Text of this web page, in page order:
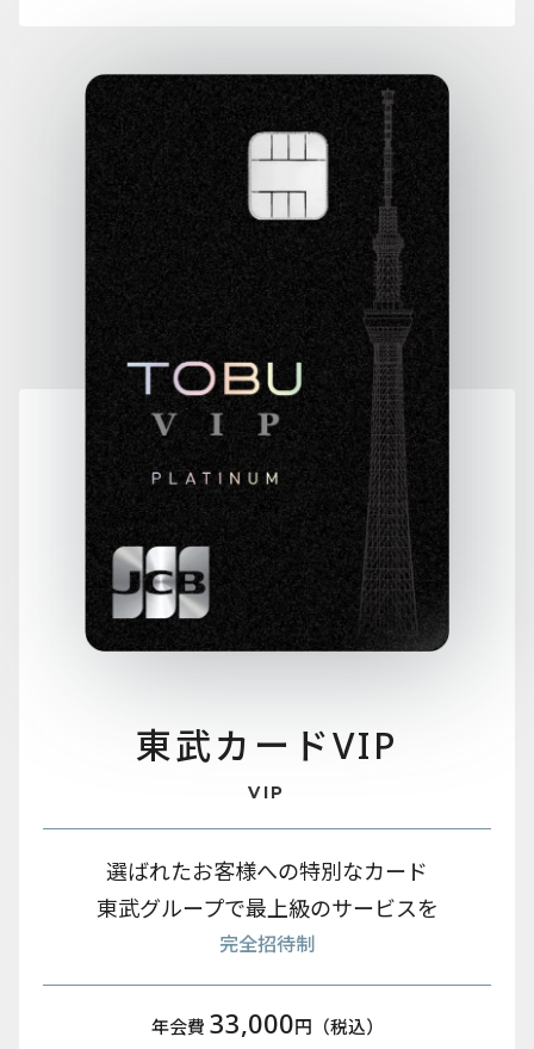
東武カードVIP
VIP
選ばれたお客様への特別なカード
東武グループで最上級のサービスを
完全招待制
年会費 33,000円（税込）